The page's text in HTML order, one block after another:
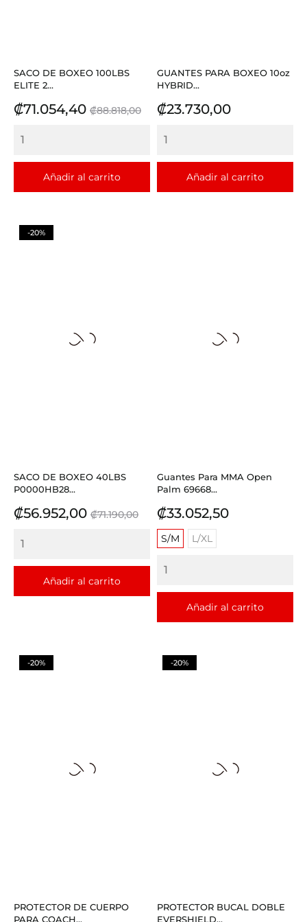
SACO DE BOXEO 100LBS
ELITE 2...
Precio
₡71.054,40 Precio
₡88.818,00
Añadir al carrito
GUANTES PARA BOXEO 10oz
HYBRID...
Precio
₡23.730,00
Añadir al carrito
SACO DE BOXEO 40LBS
P0000HB28...
Precio
₡56.952,00 Precio
₡71.190,00
Añadir al carrito
-20%
Guantes Para MMA Open
Palm 69668...
Precio
₡33.052,50
S/M L/XL
Añadir al carrito
PROTECTOR DE CUERPO
PARA COACH...
-20%
PROTECTOR BUCAL DOBLE
EVERSHIELD...
-20%